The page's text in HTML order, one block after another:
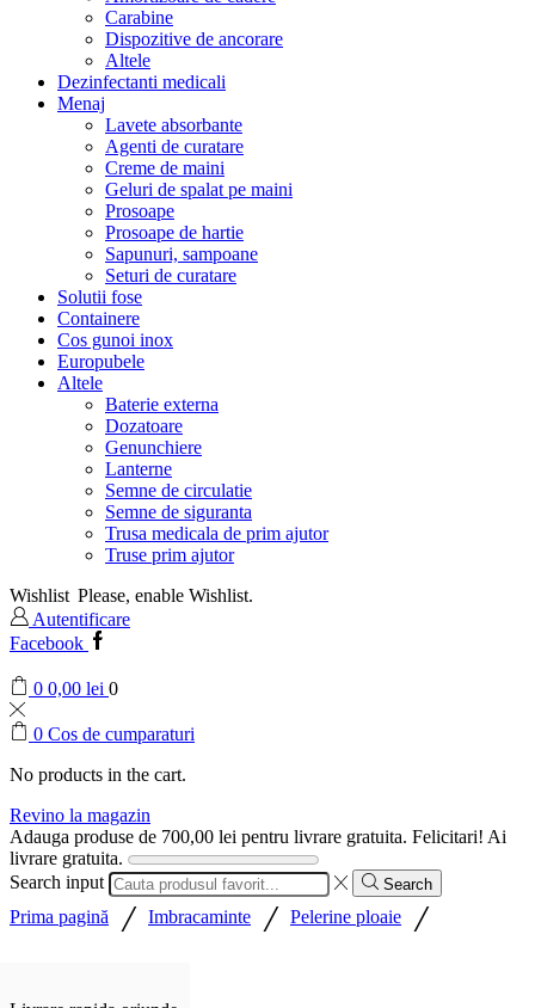
Carabine
Dispozitive de ancorare
Altele
Dezinfectanti medicali
Menaj
Lavete absorbante
Agenti de curatare
Creme de maini
Geluri de spalat pe maini
Prosoape
Prosoape de hartie
Sapunuri, sampoane
Seturi de curatare
Solutii fose
Containere
Cos gunoi inox
Europubele
Altele
Baterie externa
Dozatoare
Genunchiere
Lanterne
Semne de circulatie
Semne de siguranta
Trusa medicala de prim ajutor
Truse prim ajutor
Wishlist Please, enable Wishlist.
Autentificare
Facebook
0 0,00 lei 0
0 Cos de cumparaturi
No products in the cart.
Revino la magazin
Adauga produse de 700,00 lei pentru livrare gratuita. Felicitari! Ai
livrare gratuita.
Search input
Search
Prima pagină / Imbracaminte / Pelerine ploaie /